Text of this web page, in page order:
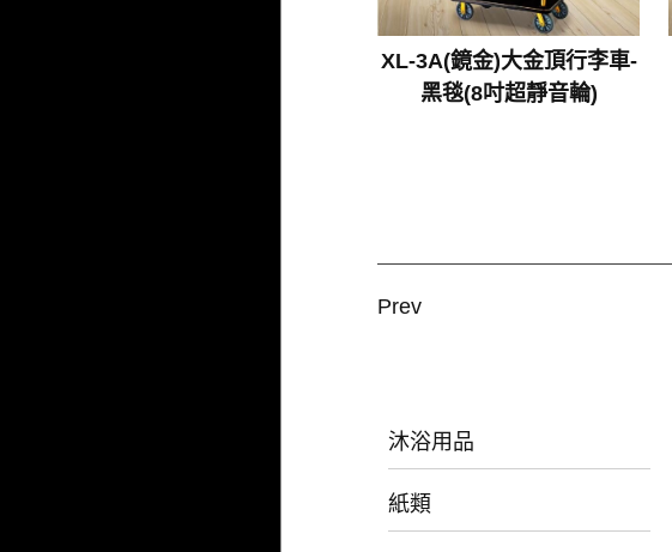
XL-3A(鏡金)大金頂行李車-
黑毯(8吋超靜音輪)
Prev
沐浴用品
紙類